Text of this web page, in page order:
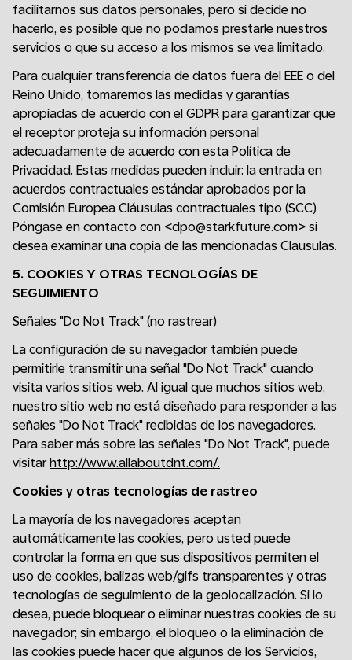
facilitarnos sus datos personales, pero si decide no
hacerlo, es posible que no podamos prestarle nuestros
servicios o que su acceso a los mismos se vea limitado.
Para cualquier transferencia de datos fuera del EEE o del
Reino Unido, tomaremos las medidas y garantías
apropiadas de acuerdo con el GDPR para garantizar que
el receptor proteja su información personal
adecuadamente de acuerdo con esta Política de
Privacidad. Estas medidas pueden incluir: la entrada en
acuerdos contractuales estándar aprobados por la
Comisión Europea Cláusulas contractuales tipo (SCC)
Póngase en contacto con <dpo@starkfuture.com> si
desea examinar una copia de las mencionadas Clausulas.
5. COOKIES Y OTRAS TECNOLOGÍAS DE
SEGUIMIENTO
Señales "Do Not Track" (no rastrear)
La configuración de su navegador también puede
permitirle transmitir una señal "Do Not Track" cuando
visita varios sitios web. Al igual que muchos sitios web,
nuestro sitio web no está diseñado para responder a las
señales "Do Not Track" recibidas de los navegadores.
Para saber más sobre las señales "Do Not Track", puede
visitarhttp://www.allaboutdnt.com/.
Cookies y otras tecnologías de rastreo
La mayoría de los navegadores aceptan
automáticamente las cookies, pero usted puede
controlar la forma en que sus dispositivos permiten el
uso de cookies, balizas web/gifs transparentes y otras
tecnologías de seguimiento de la geolocalización. Si lo
desea, puede bloquear o eliminar nuestras cookies de su
navegador; sin embargo, el bloqueo o la eliminación de
las cookies puede hacer que algunos de los Servicios,